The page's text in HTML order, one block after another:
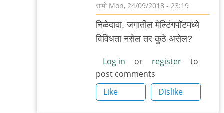
सामो Mon, 24/09/2018 - 23:19
In
reply
कुठाय
विविधता
by
Nile
निळेदादा, जगातील मेल्टिंगपॉटमध्ये
विविधता नसेल तर कुठे असेल?
Log in or register
to
post comments
Like
Dislike